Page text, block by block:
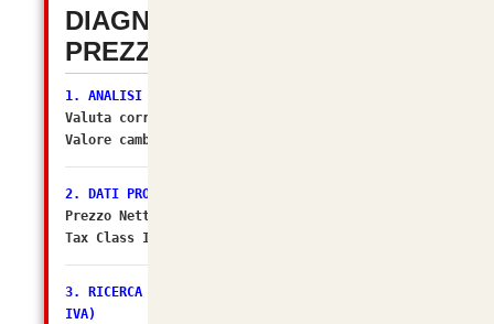
DIAGNOSTICA TOTALE
PREZZI (OSC 2.2)
1. ANALISI VALUTA
Valuta corrente:
Valore cambio (Multiplier):
2. DATI PRODOTTO
Prezzo Netto DB: 4.9180
Tax Class ID: 2
3. RICERCA ZONA FISCALE (Il sospettato per NO
IVA)